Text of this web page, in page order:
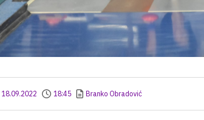
18.09.2022 18:45 Branko Obradović